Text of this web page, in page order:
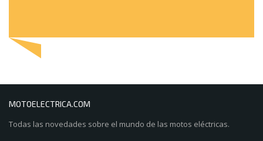
MOTOELECTRICA.COM
Todas las novedades sobre el mundo de las motos eléctricas.